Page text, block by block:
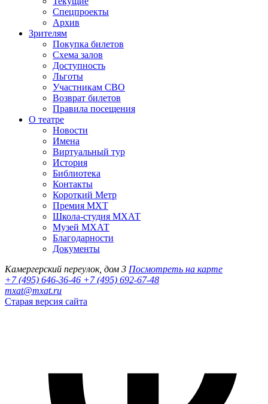
Спецпроекты
Архив
Зрителям
Покупка билетов
Схема залов
Доступность
Льготы
Участникам СВО
Возврат билетов
Правила посещения
О театре
Новости
Имена
Виртуальный тур
История
Библиотека
Контакты
Короткий Метр
Премия МХТ
Школа-студия МХАТ
Музей МХАТ
Благодарности
Документы
Камергерский переулок, дом 3 Посмотреть на карте
+7 (495) 646-36-46 +7 (495) 692-67-48‬
mxat@mxat.ru
Старая версия сайта